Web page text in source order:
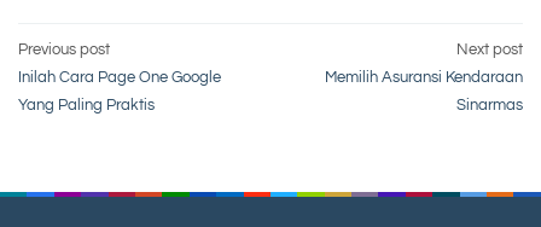
Post
navigation
Previous post
Inilah Cara Page One Google
Yang Paling Praktis
Next post
Memilih Asuransi Kendaraan
Sinarmas